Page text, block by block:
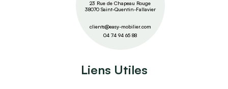
23 Rue de Chapeau Rouge
38070 Saint-Quentin-Fallavier
clients@easy-mobilier.com
04 74 94 65 88
Liens Utiles